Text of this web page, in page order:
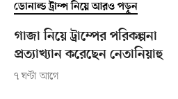
ডোনাল্ড ট্রাম্প নিয়ে আরও পড়ুন
গাজা নিয়ে ট্রাম্পের পরিকল্পনা
প্রত্যাখ্যান করেছেন নেতানিয়াহু
৭ ঘণ্টা আগে